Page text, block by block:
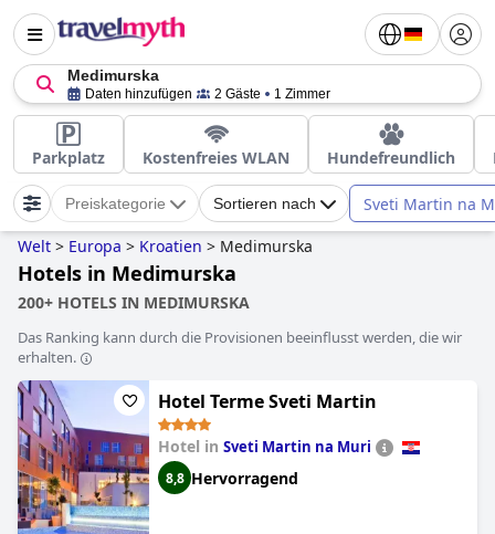
Medimurska
Daten hinzufügen 2 Gäste 1 Zimmer
Parkplatz Kostenfreies WLAN Hundefreundlich
Preiskategorie Sortieren nach Sveti Martin na
Welt > Europa > Kroatien > Medimurska
Hotels in Medimurska
200+ HOTELS IN MEDIMURSKA
Das Ranking kann durch die Provisionen beeinflusst werden, die wir
erhalten.
Hotel Terme Sveti Martin
Hotel in Sveti Martin na Muri
8,8 Hervorragend